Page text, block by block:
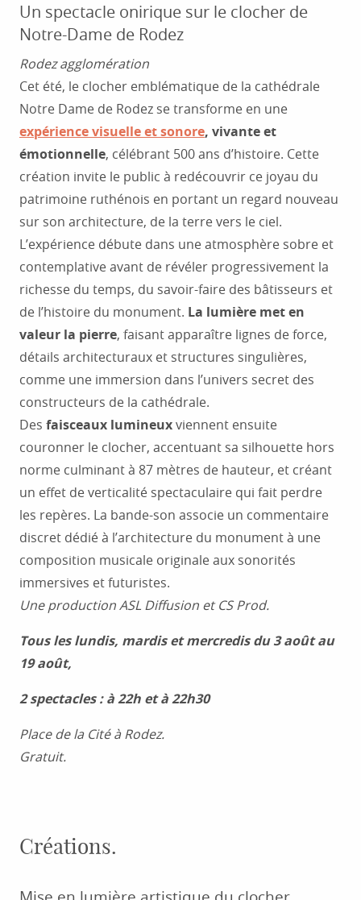
Un spectacle onirique sur le clocher de
Notre-Dame de Rodez
Rodez agglomération
Cet été, le clocher emblématique de la cathédrale
Notre Dame de Rodez se transforme en une
expérience visuelle et sonore, vivante et
émotionnelle, célébrant 500 ans d’histoire. Cette
création invite le public à redécouvrir ce joyau du
patrimoine ruthénois en portant un regard nouveau
sur son architecture, de la terre vers le ciel.
L’expérience débute dans une atmosphère sobre et
contemplative avant de révéler progressivement la
richesse du temps, du savoir-faire des bâtisseurs et
de l’histoire du monument. La lumière met en
valeur la pierre, faisant apparaître lignes de force,
détails architecturaux et structures singulières,
comme une immersion dans l’univers secret des
constructeurs de la cathédrale.
Des faisceaux lumineuxviennent ensuite
couronner le clocher, accentuant sa silhouette hors
norme culminant à 87 mètres de hauteur, et créant
un effet de verticalité spectaculaire qui fait perdre
les repères. La bande-son associe un commentaire
discret dédié à l’architecture du monument à une
composition musicale originale aux sonorités
immersives et futuristes.
Une production ASL Diffusion et CS Prod.
Tous les lundis, mardis et mercredis du 3 août au
19 août,
2 spectacles : à 22h et à 22h30
Place de la Cité à Rodez.
Gratuit.
Créations.